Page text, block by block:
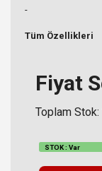
-
Tüm Özellikleri
Fiyat
Toplam Stok:
STOK : Var